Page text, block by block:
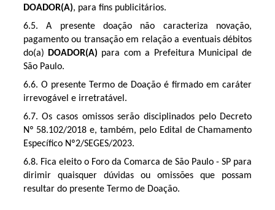
DOADOR(A), para fins publicitários.
6.5. A presente doação não caracteriza novação,
pagamento ou transação em relação a eventuais débitos
do(a)
DOADOR(A) para com a Prefeitura Municipal de
São Paulo.
6.6. O presente Termo de Doação é firmado em caráter
irrevogável e irretratável.
6.7. Os casos omissos serão disciplinados pelo Decreto
Nº 58.102/2018 e, também, pelo Edital de Chamamento
Específico Nº2/SEGES/2023.
6.8. Fica eleito o Foro da Comarca de São Paulo - SP para
dirimir quaisquer dúvidas ou omissões que possam
resultar do presente Termo de Doação.